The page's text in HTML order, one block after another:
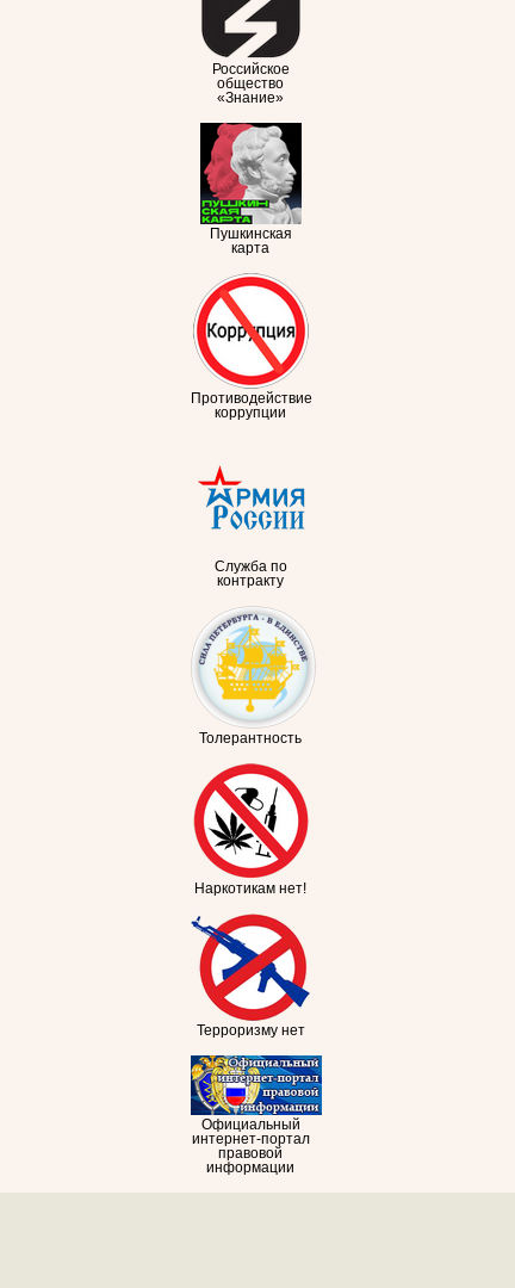
Российское
общество
«Знание»
Пушкинская
карта
Противодействие
коррупции
Служба по
контракту
Толерантность
Наркотикам нет!
Терроризму нет
Официальный
интернет-портал
правовой
информации